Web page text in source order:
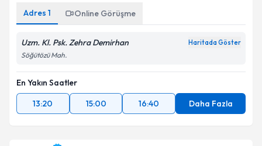
Adres 1 Online Görüşme
Uzm. Kl. Psk. Zehra Demirhan Haritada Göster
Söğütözü Mah.
En Yakın Saatler
13:20
15:00 16:40 Daha Fazla